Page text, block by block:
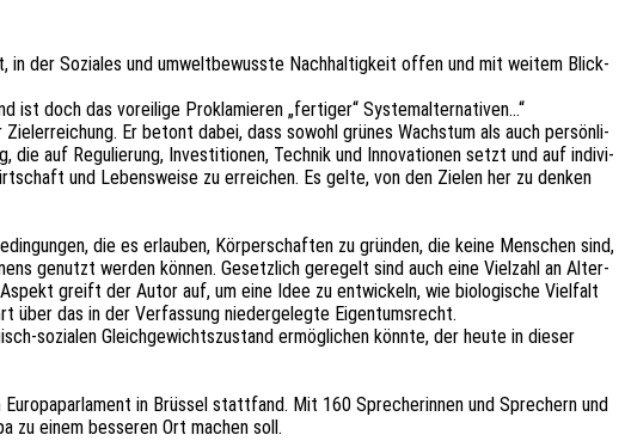
in der Sozia­les und umwelt­be­wuss­te Nach­hal­tig­keit offen und mit weitem Blick­
ist doch das vorei­li­ge Prokla­mie­ren „ferti­ger“ Systemalternativen…“
Er betont dabei, dass sowohl grünes Wachs­tum als auch persön­li­
die auf Regu­lie­rung, Inves­ti­tio­nen, Tech­nik und Inno­va­tio­nen setzt und auf indi­vi­
und Lebens­wei­se zu errei­chen. Es gelte, von den Zielen her zu denken
die es erlau­ben, Körper­schaf­ten zu grün­den, die keine Menschen sind,
genutzt werden können. Gesetz­lich gere­gelt sind auch eine Viel­zahl an Alter­
greift der Autor auf, um eine Idee zu entwi­ckeln, wie biolo­gi­sche Viel­falt
über das in der Verfas­sung nieder­ge­leg­te Eigentumsrecht.
sozia­len Gleich­ge­wichts­zu­stand ermög­li­chen könnte, der heute in dieser
in Brüs­sel statt­fand. Mit 160 Spre­che­rin­nen und Spre­chern und
zu einem besse­ren Ort machen soll.